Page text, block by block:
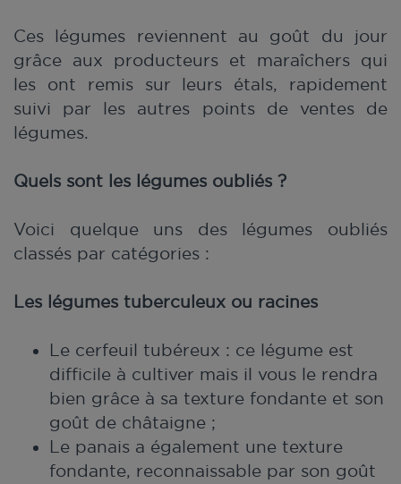
Ces légumes reviennent au goût du jour
grâce aux producteurs et maraîchers qui
les ont remis sur leurs étals, rapidement
suivi par les autres points de ventes de
légumes.
Quels sont les légumes oubliés ?
Voici quelque uns des légumes oubliés
classés par catégories :
Les légumes tuberculeux ou racines
Le cerfeuil tubéreux : ce légume est
difficile à cultiver mais il vous le rendra
bien grâce à sa texture fondante et son
goût de châtaigne ;
Le panais a également une texture
fondante, reconnaissable par son goût